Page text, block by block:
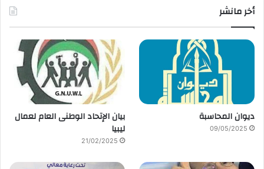
أخر مانشر
ديوان المحاسبة
09/05/2025
بيان الإتحاد الوطنى العام لعمال
ليبيا
21/02/2025